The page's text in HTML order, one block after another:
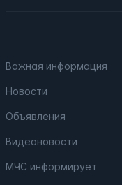
Важная информация
Новости
Объявления
Видеоновости
МЧС информирует